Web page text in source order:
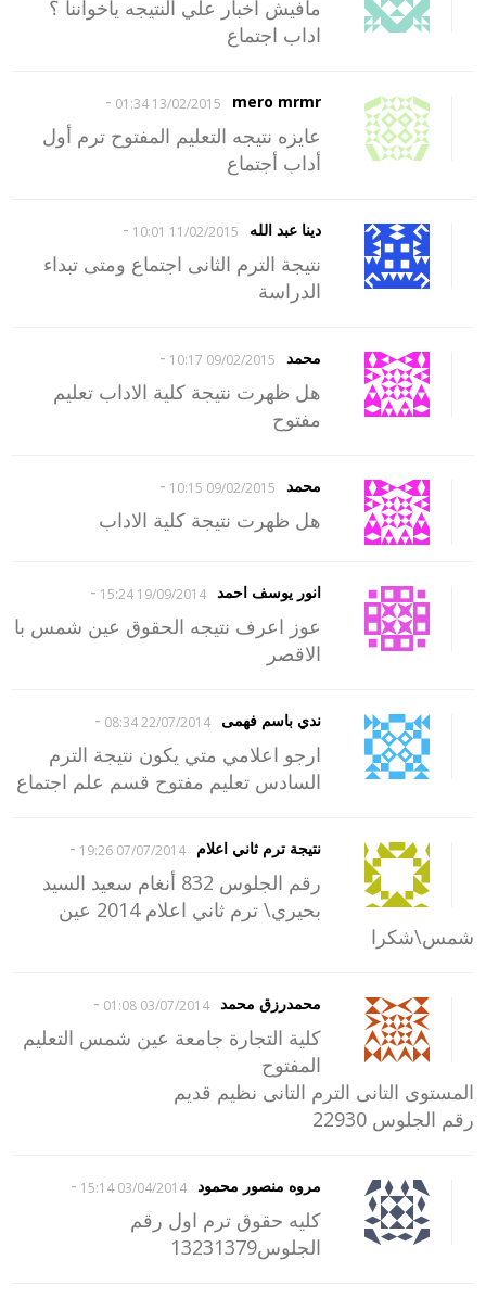
مافيش اخبار علي النتيجه ياخواننا ؟
اداب اجتماع
mero mrmr
13/02/2015 01:34
-
عايزه نتيجه التعليم المفتوح ترم أول
أداب أجتماع
دينا عبد الله 11/02/2015 10:01
-
نتيجة الترم الثانى اجتماع ومتى تبداء
الدراسة
محمد 09/02/2015 10:17
-
هل ظهرت نتيجة كلية الاداب تعليم
مفتوح
محمد 09/02/2015 10:15
-
هل ظهرت نتيجة كلية الاداب
انور يوسف احمد 19/09/2014 15:24
-
عوز اعرف نتيجه الحقوق عين شمس با
الاقصر
ندي باسم فهمى 22/07/2014 08:34
-
ارجو اعلامي متي يكون نتيجة الترم
السادس تعليم مفتوح قسم علم اجتماع
نتيجة ترم ثاني اعلام 07/07/2014 19:26
-
رقم الجلوس 832 أنغام سعيد السيد
بحيري\ ترم ثاني اعلام 2014 عين
شمس\شكرا
محمدرزق محمد 03/07/2014 01:08
-
كلية التجارة جامعة عين شمس التعليم
المفتوح
المستوى التانى الترم التانى نظيم قديم
رقم الجلوس 22930
مروه منصور محمود 03/04/2014 15:14
-
كليه حقوق ترم اول رقم
الجلوس13231379